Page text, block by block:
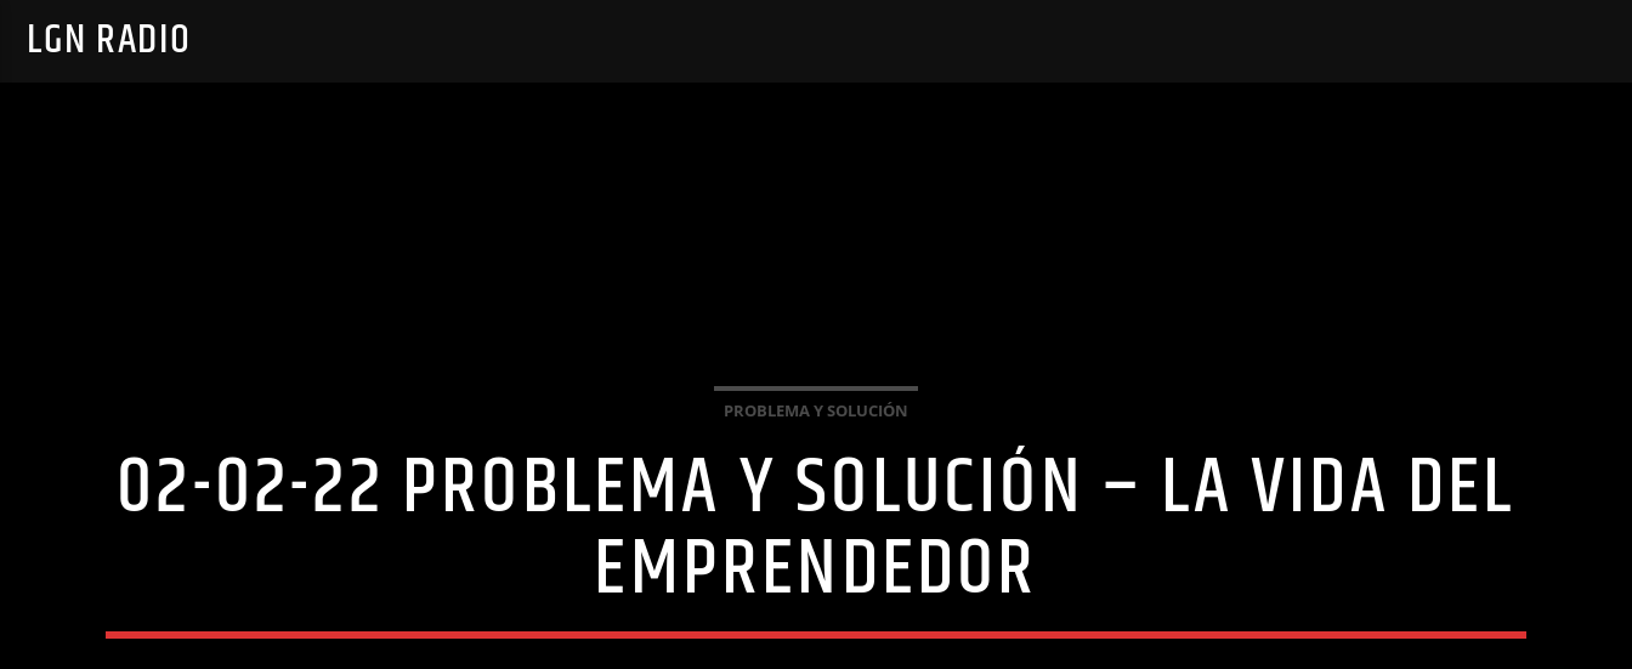
LGN RADIO
PROBLEMA Y SOLUCIÓN
02-02-22 PROBLEMA Y SOLUCIÓN – LA VIDA DEL
EMPRENDEDOR